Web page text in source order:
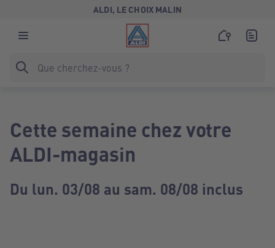
ALDI, LE CHOIX MALIN
Cette semaine chez votre
ALDI-magasin
Du lun. 03/08 au sam. 08/08 inclus